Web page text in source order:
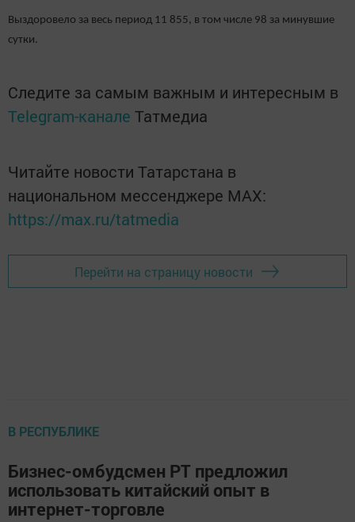
Выздоровело за весь период 11 855, в том числе 98 за минувшие
сутки.
Следите за самым важным и интересным в
Telegram-канале Татмедиа
Читайте новости Татарстана в
национальном мессенджере MАХ:
https://max.ru/tatmedia
Перейти на страницу новости
В РЕСПУБЛИКЕ
Бизнес-омбудсмен РТ предложил
использовать китайский опыт в
интернет-торговле